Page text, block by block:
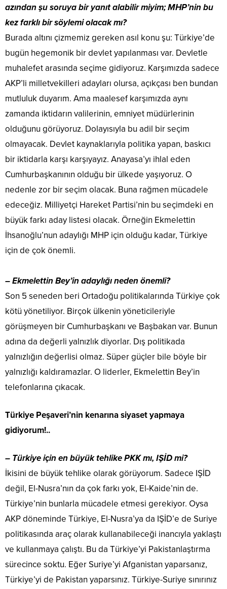
azından şu soruya bir yanıt alabilir miyim; MHP’nin bu
kez farklı bir söylemi olacak mı?
Burada altını çizmemiz gereken asıl konu şu: Türkiye’de
bugün hegemonik bir devlet yapılanması var. Devletle
muhalefet arasında seçime gidiyoruz. Karşımızda sadece
AKP’li milletvekilleri adayları olursa, açıkçası ben bundan
mutluluk duyarım. Ama maalesef karşımızda aynı
zamanda iktidarın valilerinin, emniyet müdürlerinin
olduğunu görüyoruz. Dolayısıyla bu adil bir seçim
olmayacak. Devlet kaynaklarıyla politika yapan, baskıcı
bir iktidarla karşı karşıyayız. Anayasa’yı ihlal eden
Cumhurbaşkanının olduğu bir ülkede yaşıyoruz. O
nedenle zor bir seçim olacak. Buna rağmen mücadele
edeceğiz. Milliyetçi Hareket Partisi’nin bu seçimdeki en
büyük farkı aday listesi olacak. Örneğin Ekmelettin
İhsanoğlu’nun adaylığı MHP için olduğu kadar, Türkiye
için de çok önemli.
– Ekmelettin Bey’in adaylığı neden önemli?
Son 5 seneden beri Ortadoğu politikalarında Türkiye çok
kötü yönetiliyor. Birçok ülkenin yöneticileriyle
görüşmeyen bir Cumhurbaşkanı ve Başbakan var. Bunun
adına da değerli yalnızlık diyorlar. Dış politikada
yalnızlığın değerlisi olmaz. Süper güçler bile böyle bir
yalnızlığı kaldıramazlar. O liderler, Ekmelettin Bey’in
telefonlarına çıkacak.
Türkiye Peşaveri’nin kenarına siyaset yapmaya
gidiyorum!..
– Türkiye için en büyük tehlike PKK mı, IŞİD mi?
İkisini de büyük tehlike olarak görüyorum. Sadece IŞİD
değil, El-Nusra’nın da çok farkı yok, El-Kaide’nin de.
Türkiye’nin bunlarla mücadele etmesi gerekiyor. Oysa
AKP döneminde Türkiye, El-Nusra’ya da IŞİD’e de Suriye
politikasında araç olarak kullanabileceği inancıyla yaklaştı
ve kullanmaya çalıştı. Bu da Türkiye’yi Pakistanlaştırma
sürecince soktu. Eğer Suriye’yi Afganistan yaparsanız,
Türkiye’yi de Pakistan yaparsınız. Türkiye-Suriye sınırınız